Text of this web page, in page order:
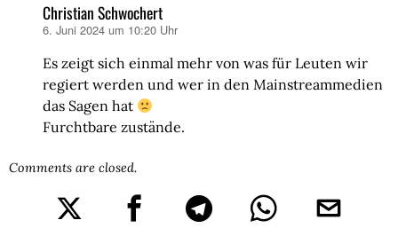
Christian Schwochert
sagt:
6. Juni 2024 um 10:20 Uhr
Es zeigt sich einmal mehr von was für Leuten wir
regiert werden und wer in den Mainstreammedien
das Sagen hat
Furchtbare zustände.
Comments are closed.